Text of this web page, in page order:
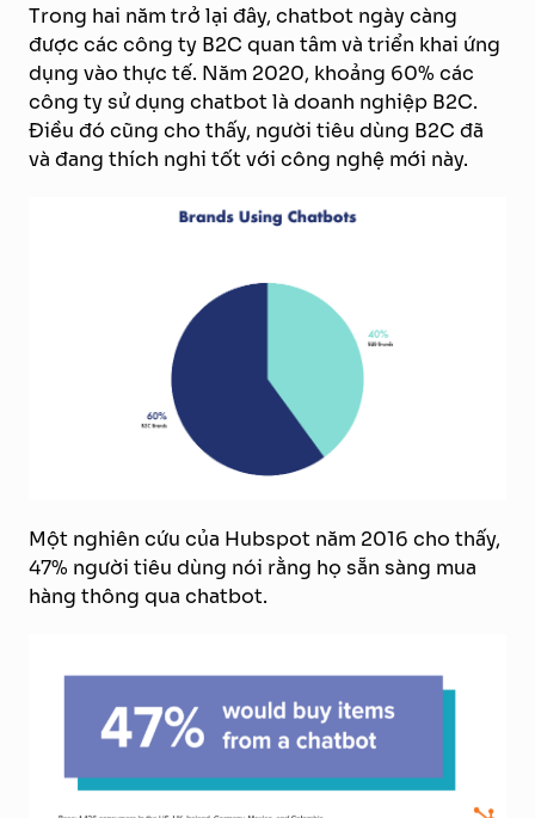
Trong hai năm trở lại đây, chatbot ngày càng
được các công ty B2C quan tâm và triển khai ứng
dụng vào thực tế. Năm 2020, khoảng 60% các
công ty sử dụng chatbot là doanh nghiệp B2C.
Điều đó cũng cho thấy, người tiêu dùng B2C đã
và đang thích nghi tốt với công nghệ mới này.
Một nghiên cứu của Hubspot năm 2016 cho thấy,
47% người tiêu dùng nói rằng họ sẵn sàng mua
hàng thông qua chatbot.